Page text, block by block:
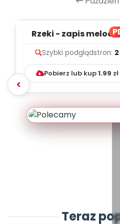
Rzeki - zapis melodii
Szybki podglądstron: 2
Pobierz lub kup1.99 zł
Teraz